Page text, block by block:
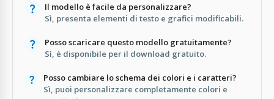
Il modello è facile da personalizzare?
Sì, presenta elementi di testo e grafici modificabili.
Posso scaricare questo modello gratuitamente?
Sì, è disponibile per il download gratuito.
Posso cambiare lo schema dei colori e i caratteri?
Sì, puoi personalizzare completamente colori e